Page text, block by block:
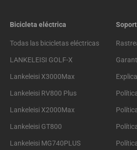
Bicicleta eléctrica
Todas las bicicletas eléctricas
LANKELEISI GOLF-X
Lankeleisi X3000Max
Lankeleisi RV800 Plus
Lankeleisi X2000Max
Lankeleisi GT800
Lankeleisi MG740PLUS